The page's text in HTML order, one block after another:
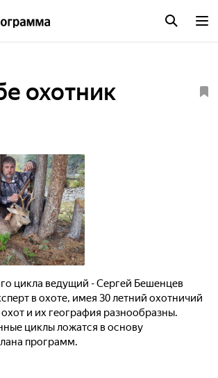
охотник
цикла ведущий - Сергей Бешенцев
в охоте, имея 30 летний охотничий
и их география разнообразны.
циклы ложатся в основу
программ.